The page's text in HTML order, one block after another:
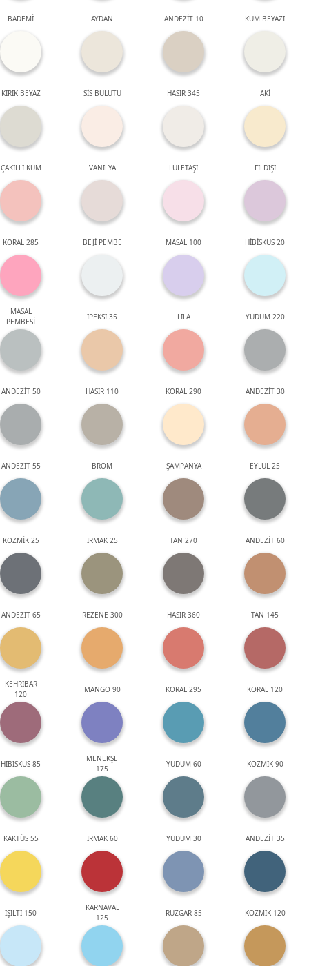
BADEMİ AYDAN ANDEZİT 10 KUM BEYAZI
KIRIK BEYAZ SİS BULUTU HASIR 345 AKİ
ÇAKILLI KUM VANİLYA LÜLETAŞI FİLDİŞİ
KORAL 285 BEJİ PEMBE MASAL 100 HİBİSKUS 20
MASAL
PEMBESİ
İPEKSİ 35 LİLA YUDUM 220
ANDEZİT 50 HASIR 110 KORAL 290 ANDEZİT 30
ANDEZİT 55 BROM ŞAMPANYA EYLÜL 25
KOZMİK 25 IRMAK 25 TAN 270 ANDEZİT 60
ANDEZİT 65 REZENE 300 HASIR 360 TAN 145
KEHRİBAR
120
MANGO 90 KORAL 295 KORAL 120
HİBİSKUS 85
MENEKŞE
175
YUDUM 60 KOZMİK 90
KAKTÜS 55 IRMAK 60 YUDUM 30 ANDEZİT 35
IŞILTI 150
KARNAVAL
125
RÜZGAR 85 KOZMİK 120